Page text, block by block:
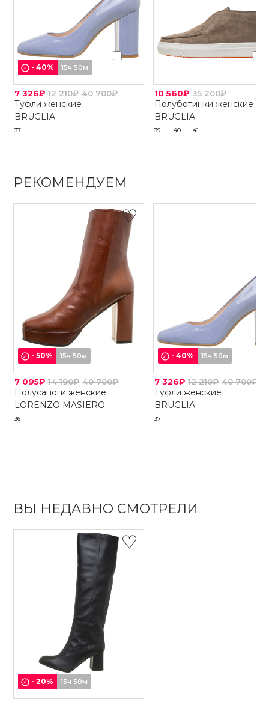
-40% 15ч 50м
7 326₽ 12 210₽ 40 700₽
Туфли женские
BRUGLIA
37
10 560₽ 35 200₽
Полуботинки женские
BRUGLIA
39 40 41
РЕКОМЕНДУЕМ
-50% 15ч 50м
7 095₽ 14 190₽ 40 700₽
Полусапоги женские
LORENZO MASIERO
36
-40% 15ч 50м
7 326₽ 12 210₽ 40 700₽
Туфли женские
BRUGLIA
37
ВЫ НЕДАВНО СМОТРЕЛИ
-20% 15ч 50м